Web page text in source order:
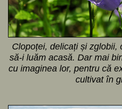
Clopoței, delicați și
să-i luăm acasă. Dar mai
cu imaginea lor, pentru că
cultivat în